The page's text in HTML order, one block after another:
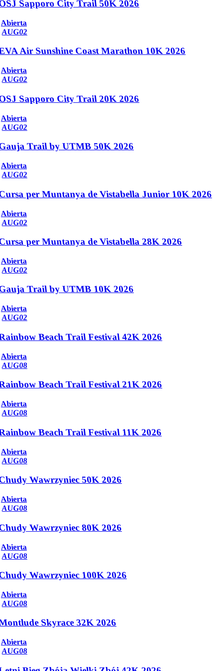
Sapporo City Trail 50K 2026
Abierta
AUG02
Air Sunshine Coast Marathon 10K 2026
Abierta
AUG02
Sapporo City Trail 20K 2026
Abierta
AUG02
Trail by UTMB 50K 2026
Abierta
AUG02
per Muntanya de Vistabella Junior 10K 2026
Abierta
AUG02
per Muntanya de Vistabella 28K 2026
Abierta
AUG02
Trail by UTMB 10K 2026
Abierta
AUG02
Beach Trail Festival 42K 2026
Abierta
AUG08
Beach Trail Festival 21K 2026
Abierta
AUG08
Beach Trail Festival 11K 2026
Abierta
AUG08
Wawrzyniec 50K 2026
Abierta
AUG08
Wawrzyniec 80K 2026
Abierta
AUG08
Wawrzyniec 100K 2026
Abierta
AUG08
Skyrace 32K 2026
Abierta
AUG08